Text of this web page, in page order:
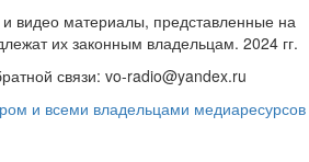
видео материалы, представленные на
их законным владельцам. 2024 гг.
связи: vo-radio@yandex.ru
и всеми владельцами медиаресурсов